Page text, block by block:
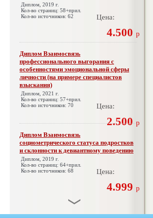
Диплом, 2019 г.
Кол-во страниц: 58+прил.
Кол-во источников: 62
Цена:
4.500 р
Диплом Взаимосвязь
профессионального выгорания с
особенностями эмоциональной сферы
личности (на примере специалистов
взыскания)
Диплом, 2021 г.
Кол-во страниц: 57+прил.
Кол-во источников: 70
Цена:
2.500 р
Диплом Взаимосвязь
социометрического статуса подростков
и склонности к девиантному поведению
Диплом, 2019 г.
Кол-во страниц: 64+прил.
Кол-во источников: 68
Цена:
4.999 р
Диплом Взаимосвязь эмпатии и